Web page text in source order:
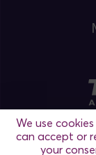
We use
can accept or
your